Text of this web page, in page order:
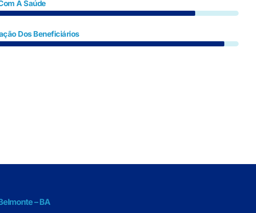
A Saúde
Dos Beneficiários
– BA